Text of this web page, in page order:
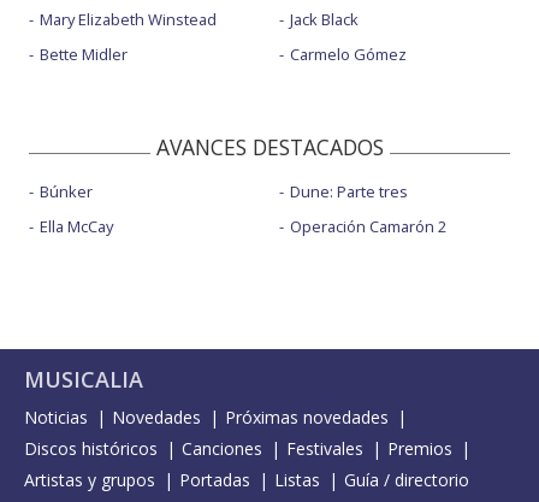
Mary Elizabeth Winstead
Bette Midler
Jack Black
Carmelo Gómez
AVANCES DESTACADOS
Búnker
Ella McCay
Dune: Parte tres
Operación Camarón 2
MUSICALIA
Noticias Novedades
Próximas novedades
Discos históricos
Canciones Festivales
Premios
Artistas y grupos
Portadas Listas Guía / directorio